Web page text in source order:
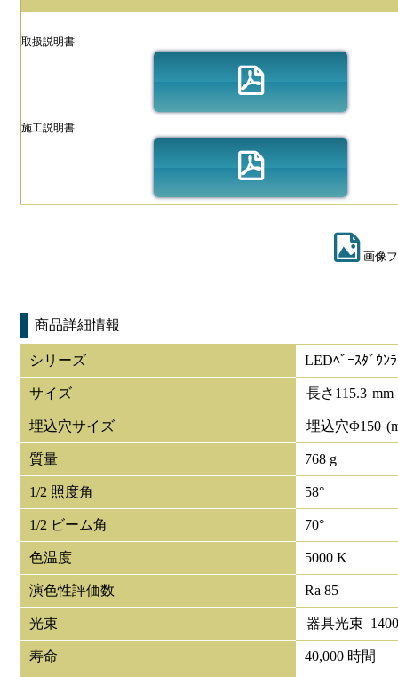
取扱説明書
施工説明書
画像
商品詳細情報
シリーズ LEDﾍﾞｰｽﾀﾞｳﾝ
サイズ 長さ 115.3 mm
埋込穴サイズ 埋込穴Φ150
質量 768 g
1/2 照度角 58°
1/2 ビーム角 70°
色温度 5000 K
演色性評価数 Ra 85
光束 器具光束
寿命 40,000 時間